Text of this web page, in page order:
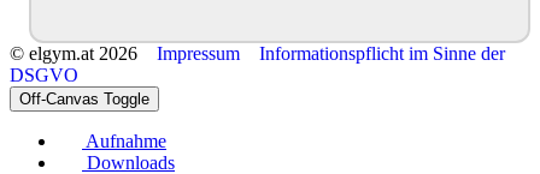
© elgym.at 2026 Impressum
Informationspflicht im Sinne der
DSGVO
Off-Canvas Toggle
Aufnahme
Downloads